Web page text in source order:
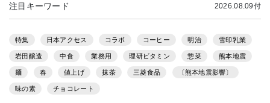
注目キーワード 2026.08.09付
特集 日本アクセス コラボ コーヒー 明治 雪印乳業
岩田醸造 中食 業務用 理研ビタミン 惣菜 熊本地震
麺 春 値上げ 抹茶 三菱食品 〔熊本地震影響〕
味の素 チョコレート